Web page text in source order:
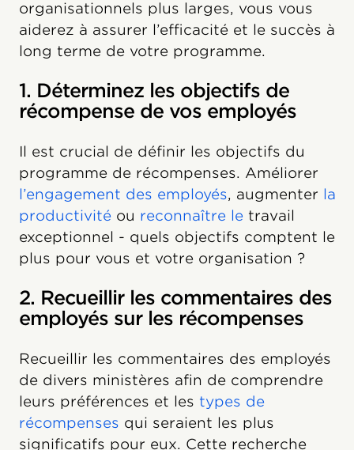
organisationnels plus larges, vous vous
aiderez à assurer l’efficacité et le succès à
long terme de votre programme.
1. Déterminez les objectifs de
récompense de vos employés
Il est crucial de définir les objectifs du
programme de récompenses. Améliorer
l’engagement des employés, augmenter la
productivité ou reconnaître le travail
exceptionnel - quels objectifs comptent le
plus pour vous et votre organisation ?
2. Recueillir les commentaires des
employés sur les récompenses
Recueillir les commentaires des employés
de divers ministères afin de comprendre
leurs préférences et les types de
récompenses qui seraient les plus
significatifs pour eux. Cette recherche